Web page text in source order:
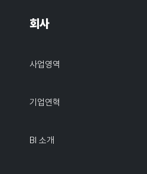
회사
사업영역
기업연혁
BI 소개